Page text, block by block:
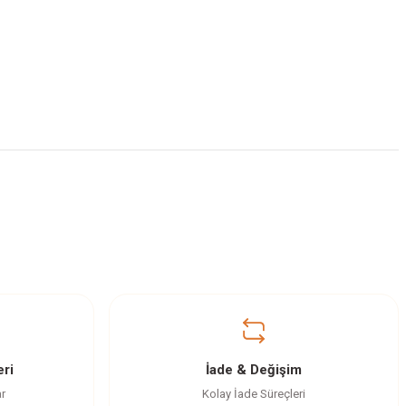
İade & Değişim
Kolay İade Süreçleri